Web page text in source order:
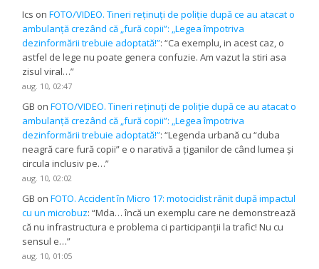
Ics onFOTO/VIDEO. Tineri reținuți de poliție după ce au atacat o
ambulanță crezând că „fură copii”: „Legea împotriva
dezinformării trebuie adoptată!”: “Ca exemplu, in acest caz, o
astfel de lege nu poate genera confuzie. Am vazut la stiri asa
zisul viral…”
aug. 10, 02:47
GB onFOTO/VIDEO. Tineri reținuți de poliție după ce au atacat o
ambulanță crezând că „fură copii”: „Legea împotriva
dezinformării trebuie adoptată!”: “Legenda urbană cu “duba
neagră care fură copii” e o narativă a țiganilor de când lumea și
circula inclusiv pe…”
aug. 10, 02:02
GB onFOTO. Accident în Micro 17: motociclist rănit după impactul
cu un microbuz: “Mda… încă un exemplu care ne demonstrează
că nu infrastructura e problema ci participanții la trafic! Nu cu
sensul e…”
aug. 10, 01:05